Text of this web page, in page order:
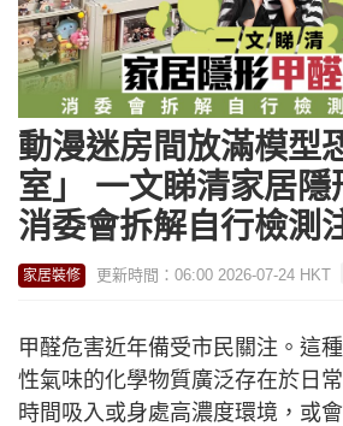
動漫迷房間放滿模型
室」 一文睇清家居隱
消委會拆解自行檢測
家居裝修 更新時間：06:00 2026-07-24 HKT
甲醛危害近年備受市民關注。這
性氣味的化學物質廣泛存在於日
時間吸入或身處高濃度環境，或